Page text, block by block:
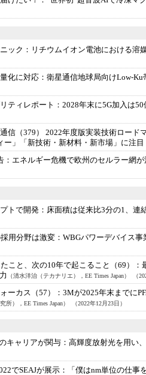
ック： リチウムイオン電池における溶
化に対応： 衛星通信地球局向けLow-Ku
ティレポート： 2028年末に5G加入は
信（379） 2022年度版実装技術ロード
」「新技術・新材料・新市場」に注目
： エネルギー危機で欧州のセルラー網
トで開発： 床面積は従来比3分の1、連
用分野は激変： WBGパワーデバイス
こと、次の10年で起こること（69）：
（清水洋治（テカナリエ），EE Times Japan） （
ーカス（57）： 3Mが2025年末までに
所），EE Times Japan） （2022年12月23日）
キャリアが関与： 高輝度放射光を用い
でSEAJが展示：
「僕はnm単位の仕事